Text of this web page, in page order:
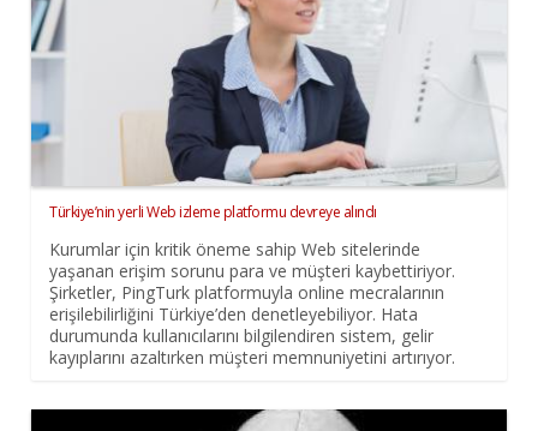
Türkiye’nin yerli Web izleme platformu devreye alındı
Kurumlar için kritik öneme sahip Web sitelerinde
yaşanan erişim sorunu para ve müşteri kaybettiriyor.
Şirketler, PingTurk platformuyla online mecralarının
erişilebilirliğini Türkiye’den denetleyebiliyor. Hata
durumunda kullanıcılarını bilgilendiren sistem, gelir
kayıplarını azaltırken müşteri memnuniyetini artırıyor.